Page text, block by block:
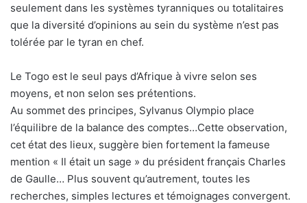
seulement dans les systèmes tyranniques ou totalitaires
que la diversité d’opinions au sein du système n’est pas
tolérée par le tyran en chef.
Le Togo est le seul pays d’Afrique à vivre selon ses
moyens, et non selon ses prétentions.
Au sommet des principes, Sylvanus Olympio place
l’équilibre de la balance des comptes…Cette observation,
cet état des lieux, suggère bien fortement la fameuse
mention « Il était un sage » du président français Charles
de Gaulle… Plus souvent qu’autrement, toutes les
recherches, simples lectures et témoignages convergent.